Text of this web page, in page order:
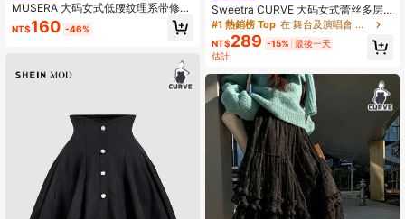
MUSERA 大码女式低腰纹理系带修身
长裙（仅下装）假日泳装性感浪漫优
雅生日度假夏季
NT$160 -46%
Sweetra CURVE 大码女式蕾丝多层
荷叶边下摆优雅黑色中长裙
#1 熱銷榜 Top 在 舞台及演唱會 加大碼下裝
NT$289 -15% 最後一天
估計